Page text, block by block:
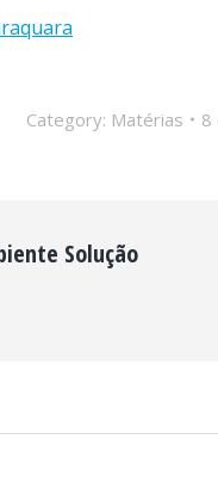
Category: Matérias 8
Solução